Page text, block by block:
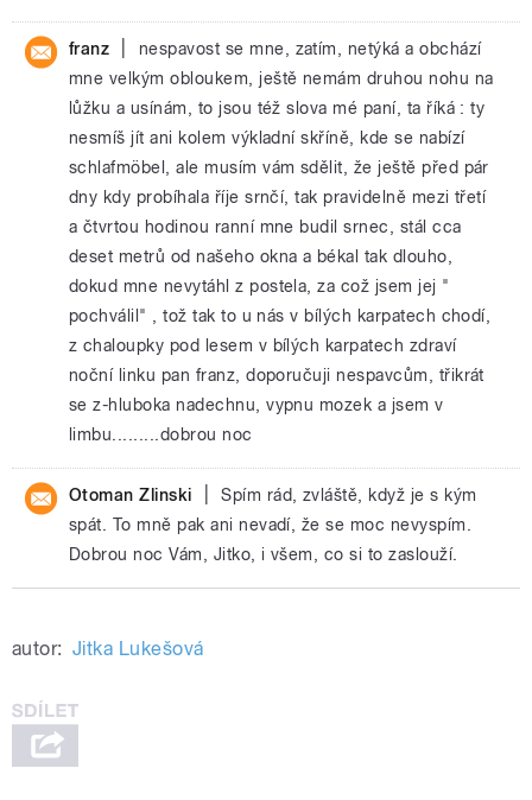
franz
nespavost se mne, zatím, netýká a obchází
mne velkým obloukem, ještě nemám druhou nohu na
lůžku a usínám, to jsou též slova mé paní, ta říká : ty
nesmíš jít ani kolem výkladní skříně, kde se nabízí
schlafmöbel, ale musím vám sdělit, že ještě před pár
dny kdy probíhala říje srnčí, tak pravidelně mezi třetí
a čtvrtou hodinou ranní mne budil srnec, stál cca
deset metrů od našeho okna a békal tak dlouho,
dokud mne nevytáhl z postela, za což jsem jej "
pochválil" , tož tak to u nás v bílých karpatech chodí,
z chaloupky pod lesem v bílých karpatech zdraví
noční linku pan franz, doporučuji nespavcům, třikrát
se z-hluboka nadechnu, vypnu mozek a jsem v
limbu.........dobrou noc
Otoman Zlinski
Spím rád, zvláště, když je s kým
spát. To mně pak ani nevadí, že se moc nevyspím.
Dobrou noc Vám, Jitko, i všem, co si to zaslouží.
autor: Jitka Lukešová